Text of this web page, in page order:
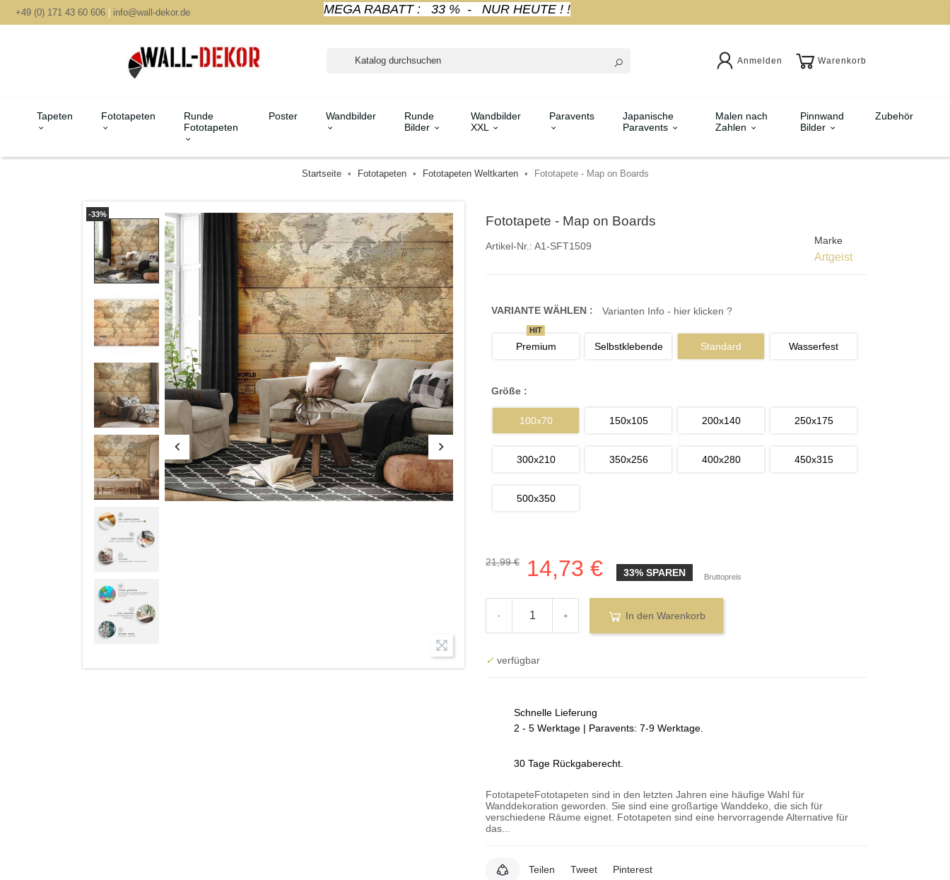
+49 (0) 171 43 60 606 | info@wall-dekor.de MEGA RABATT : 33 % - NUR HEUTE ! !
Anmelden Warenkorb
Tapeten Fototapeten
Runde
Fototapeten
Poster Wandbilder
Runde
Bilder
Wandbilder
XXL
Paravents
Japanische
Paravents
Malen nach
Zahlen
Pinnwand
Bilder
Zubehör
Startseite Fototapeten Fototapeten Weltkarten Fototapete - Map on Boards
-33% Fototapete - Map on Boards
Artikel-Nr.: A1-SFT1509 Marke
Artgeist
VARIANTE WÄHLEN : Varianten Info - hier klicken ?
Premium
HIT
Selbstklebende Standard Wasserfest
Größe :
100x70 150x105 200x140 250x175
300x210 350x256 400x280 450x315
500x350
21,99 € 14,73 € 33% SPAREN Bruttopreis
- + In den Warenkorb
✓ verfügbar
Schnelle Lieferung
2 - 5 Werktage | Paravents: 7-9 Werktage.
30 Tage Rückgaberecht.
FototapeteFototapeten sind in den letzten Jahren eine häufige Wahl für
Wanddekoration geworden. Sie sind eine großartige Wanddeko, die sich für
verschiedene Räume eignet. Fototapeten sind eine hervorragende Alternative für
das...
Teilen Tweet Pinterest